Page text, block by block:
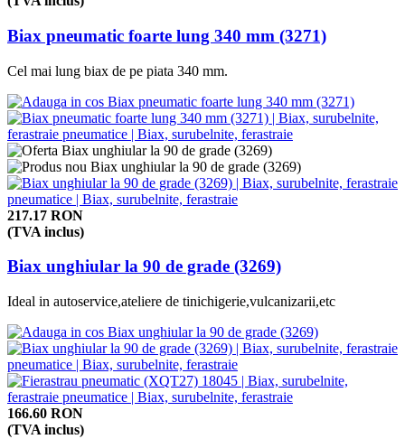
Biax pneumatic foarte lung 340 mm (3271)
Cel mai lung biax de pe piata 340 mm.
217.17 RON
(TVA inclus)
Biax unghiular la 90 de grade (3269)
Ideal in autoservice,ateliere de tinichigerie,vulcanizarii,etc
166.60 RON
(TVA inclus)